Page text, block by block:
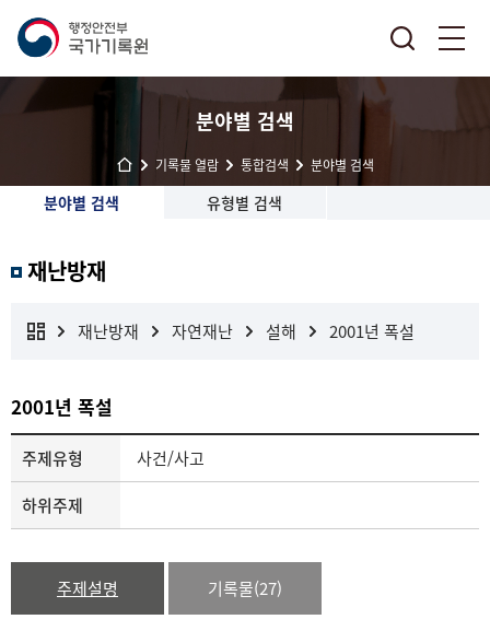
분야별 검색
기록물 열람 통합검색 분야별 검색
분야별 검색 유형별 검색
재난방재
재난방재 자연재난 설해 2001년 폭설
2001년 폭설
주제유형
사건/사고
하위주제
주제설명 기록물(27)